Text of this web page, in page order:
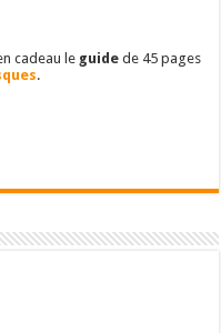
cadeau le guide de 45 pages
.